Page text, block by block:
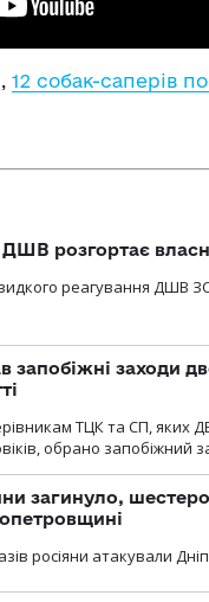
12 собак-саперів
розгортає
реагування ДШВ
запобіжні заходи
ТЦК та СП, яких
обрано запобіжний
загинуло,
росіяни атакували